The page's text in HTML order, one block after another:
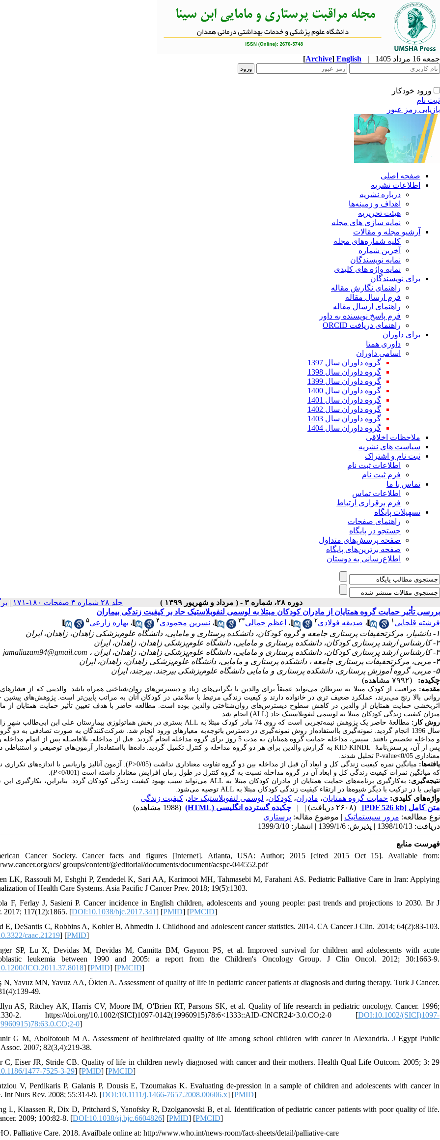
جمعه 16 مرداد 1405 |
English
[Archive]
ورود خودکار
ثبت نام
بازیابی رمز عبور
صفحه اصلی
اطلاعات نشریه
درباره نشریه
اهداف و زمینه‌ها
هیئت تحریریه
نمایه سازی های مجله
آرشیو مجله و مقالات
کلیه شماره‌های مجله
آخرین شماره
نمایه نویسندگان
نمایه واژه های کلیدی
برای نویسندگان
راهنمای نگارش مقاله
فرم ارسال مقاله
راهنمای ارسال مقاله
فرم پاسخ نویسنده به داور
راهنمای دریافت ORCID
برای داوران
داوری همتا
اسامی داوران
گروه داوران سال 1397
گروه داوران سال 1398
گروه داوران سال 1399
گروه داوران سال 1400
گروه داوران سال 1401
گروه داوران سال 1402
گروه داوران سال 1403
گروه داوران سال 1404
ملاحظات اخلاقی
سیاست های نشریه
ثبت نام و اشتراک
اطلاعات ثبت نام
فرم ثبت نام
تماس با ما
اطلاعات تماس
فرم برقراری ارتباط
تسهیلات پایگاه
راهنمای صفحات
جستجو در پایگاه
صفحه پرسش‌های متداول
صفحه برترین‌های پایگاه
اطلاع‌رسانی به دوستان
دوره ۲۸، شماره ۳ - ( مرداد و شهریور ۱۳۹۹ ) جلد ۲۸ شماره ۳ صفحات ۱۸۰-۱۷۱ |
بررسی تأثیر حمایت گروه همتایان از مادران کودکان مبتلا به لوسمی لنفوبلاستیک حاد بر کیفیت زندگی بیماران
فرشته قلجایی ۱ ، صدیقه فولادی۲ ، اعظم جمالی*۳ ، نسرین محمودی۴ ، بهاره زارعی۵
۱- دانشیار، مرکزتحقیقات پرستاری جامعه و گروه کودکان، دانشکده پرستاری و مامایی، دانشگاه علوم‌پزشکی زاهدان، زاهدان، ایران
۲- کارشناس ارشد پرستاری کودکان، دانشکده پرستاری و مامایی، دانشگاه علوم‌پزشکی زاهدان، زاهدان، ایران
۳- کارشناس ارشد پرستاری کودکان، دانشکده پرستاری و مامایی، دانشگاه علوم‌پزشکی زاهدان، زاهدان، ایران ،
jamaliazam94@gmail.com
۴- مربی، مرکزتحقیقات پرستاری جامعه ، دانشکده پرستاری و مامایی، دانشگاه علوم‌پزشکی زاهدان، زاهدان، ایران
۵- مربی، گروه آموزش پرستاری، دانشکده پرستاری و مامایی دانشگاه علوم‌پزشکی بیرجند. بیرجند، ایران
چکیده:
(۷۹۹۲ مشاهده)
مقدمه: مراقبت از کودک مبتلا به سرطان می‌تواند عمیقاً برای والدین با نگرانی‌های زیاد و دیسترس‌های روان‌شناختی همراه باشد. والدینی که از
روانی بالا رنج می‌برند، عملکرد ضعیف تری در خانواده دارند و کیفیت زندگی مرتبط با سلامتی در کودکان آنان به مراتب پایین‌تر است. پژوهش‌های پیشین
اثربخشی حمایت همتایان از والدین در کاهش سطوح دیسترس‌های روان‌شناختی والدین بوده است. مطالعه حاضر با هدف تعیین تأثیر حمایت همتایان از
میزان کیفیت زندگی کودکان مبتلا به لوسمی لنفوبلاستیک حاد (ALL) انجام شد
روش کار: مطالعۀ حاضر یک پژوهش نیمه‌تجربی است که روی 74 مادر کودک مبتلا به ALL بستری در بخش هماتولوژی بیمارستان علی ابن ابی‌طالب شهر
سال 1396 انجام گردید. نمونه‌گیری بااستفاده‌از روش نمونه‌گیری در دسترس باتوجه‌به معیارهای ورود انجام شد. شرکت‌کنندگان به صورت تصادفی به دو
و مداخله تخصیص یافتند. سپس، مداخله حمایت گروه همتایان به مدت 5 روز برای گروه مداخله انجام گردید. قبل از مداخله، بلافاصـله پس از اتمام
پس از آن، پرسش‌نامۀ KID-KINDL به گزارش والدین برای هر دو گروه مداخله و کنترل تکمیل گردید. داده‌ها بااستفاده‌از آزمون‌های توصیفی و
معناداری 0/05
P-value< تحلیل شدند.
یافته‌ها: میانگین نمره کیفیت زندگی کل و ابعاد آن قبل از مداخله بین دو گروه تفاوت معناداری نداشت (0/05 >
P
). آزمون آنالیز واریانس با اندازه‌های تکراری
که میانگین نمرات کیفیت زندگی کل و ابعاد آن در گروه مداخله نسبت به گروه کنترل در طول زمان افزایش معنادار داشته است (0/001
<
P
).
نتیجه‌گیری: به‌کارگیری برنامه‌های حمایت همتایان از مادران کودکان مبتلا به ALL می‌تواند سبب بهبودکیفیت زندگی کودکان گردد. بنابراین، بکارگیری این
تنهایی یا در ترکیب با دیگر شیوه‌ها در ارتقاء کیفیت زندگی کودکان مبتلا به ALL توصیه می‌شود.
واژه‌های کلیدی: حمایت گروه همتایان، مادران، کودکان، لوسمی لنفوبلاستیک حاد، کیفیت زندگی
متن کامل [PDF 526 kb] (۲۶۰۸ دریافت) | | چکیده گسترده انگلیسی (HTML)
(1988 مشاهده)
نوع مطالعه: مرور سیستماتیک | موضوع مقاله: پرستاری
دریافت: 1398/10/13 | پذیرش: 1399/1/6 | انتشار: 1399/3/10
فهرست منابع
Cancer Society. Cancer facts and figures [Internet]. Atlanta, USA: Author; 2015 [cited 2015 Oct 15]. Available from:
acs/ groups/content/@editorial/documents/document/acspc-044552.pdf
LK, Rassouli M, Eshghi P, Zendedel K, Sari AA, Karimooi MH, Tahmasebi M, Farahani AS. Pediatric Palliative Care in Iran: Applying
of Health Care Systems. Asia Pacific J Cancer Prev. 2018; 19(5):1303.
F, Ferlay J, Sasieni P. Cancer incidence in English children, adolescents and young people: past trends and projections to 2030. Br J
2017; 117(12):1865. [DOI:10.1038/bjc.2017.341] [PMID] [PMCID]
E, DeSantis C, Robbins A, Kohler B, Ahmedin J. Childhood and adolescent cancer statistics. 2014. CA Cancer J Clin. 2014; 64(2):83-103.
caac.21219] [PMID]
SP, Lu X, Devidas M, Devidas M, Camitta BM, Gaynon PS, et al. Improved survival for children and adolescents with acute
leukemia between 1990 and 2005: a report from the Children's Oncology Group. J Clin Oncol. 2012; 30:1663-9.
JCO.2011.37.8018] [PMID] [PMCID]
N, Yavuz MN, Yavuz AA, Ökten A. Assessment of quality of life in pediatric cancer patients at diagnosis and during therapy. Turk J Cancer.
49.
AS, Ritchey AK, Harris CV, Moore IM, O'Brien RT, Parsons SK, et al. Quality of life research in pediatric oncology. Cancer. 1996;
2. https://doi.org/10.1002/(SICI)1097-0142(19960915)78:6<1333::AID-CNCR24>3.0.CO;2-0 [DOI:10.1002/(SICI)1097-
0]
G M, Abolfotouh M A. Assessment of healthrelated quality of life among school children with cancer in Alexandria. J Egypt Public
2007; 82(3,4):219-38.
C, Eiser JR, Stride CB. Quality of life in children newly diagnosed with cancer and their mothers. Health Qual Life Outcom. 2005; 3: 29
1477-7525-3-29] [PMID] [PMCID]
V, Perdikaris P, Galanis P, Dousis E, Tzoumakas K. Evaluating de-pression in a sample of children and adolescents with cancer in
Int Nurs Rev. 2008; 55:314-9. [DOI:10.1111/j.1466-7657.2008.00606.x] [PMID]
L, Klaassen R, Dix D, Pritchard S, Yanofsky R, Dzolganovski B, et al. Identification of pediatric cancer patients with poor quality of life.
2009; 100:82-8. [DOI:10.1038/sj.bjc.6604826] [PMID] [PMCID]
Palliative Care. 2018. Availbale online at: http://www.who.int/news-room/fact-sheets/detail/palliative-care